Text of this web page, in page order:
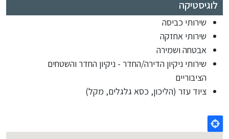
לוגיסטיקה
שירותי כביסה
שירותי אחזקה
אבטחה ושמירה
שירותי ניקיון הדירה/החדר - ניקיון החדר והשטחים
הציבוריים
ציוד עזר (הליכון, כסא גלגלים, מקל)